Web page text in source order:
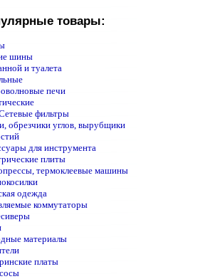
товары:
шины
и туалета
печи
фильтры
обрезчики углов, вырубщики
для инструмента
плиты
термоклеевые машины
одежда
коммутаторы
материалы
платы